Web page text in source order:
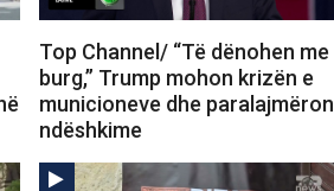
Top Channel/ “Të dënohen me
burg,” Trump mohon krizën e
municioneve dhe paralajmëron
ndëshkime